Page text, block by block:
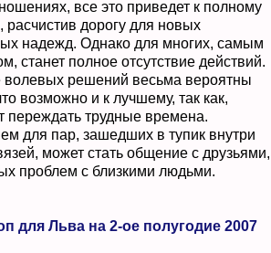
все это приведет к полному
дорогу для новых
надежд. Однако для многих, самым
станет полное отсутствие действий.
волевых решений весьма вероятны
возможно и к лучшему, так как,
переждать трудные времена.
для пар, зашедших в тупик внутри
может стать общение с друзьями,
проблем с близкими людьми.
для Льва на 2-ое полугодие 2007